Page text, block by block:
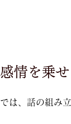
感情を乗
では、話の組み